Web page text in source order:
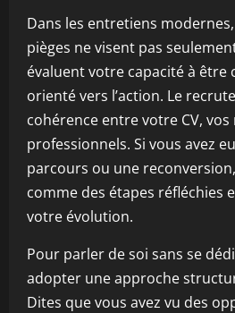
Dans les entretiens
pièges ne visent pas
évaluent votre capacité à être
orienté vers l’action. Le
cohérence entre votre CV,
professionnels. Si vous avez
parcours ou une
comme des étapes réfléchies
votre évolution.
Pour parler de soi sans se
adopter une approche
Dites que vous avez vu des